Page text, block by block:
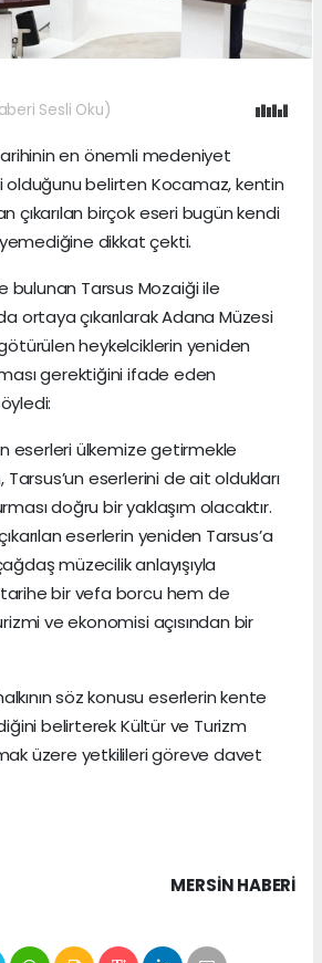
Sesli Oku)
en önemli medeniyet
olduğunu belirten Kocamaz, kentin
çıkarılan birçok eseri bugün kendi
dikkat çekti.
bulunan Tarsus Mozaiği ile
ortaya çıkarılarak Adana Müzesi
heykelciklerin yeniden
gerektiğini ifade eden
eserleri ülkemize getirmekle
Tarsus’un eserlerini de ait oldukları
doğru bir yaklaşım olacaktır.
eserlerin yeniden Tarsus’a
müzecilik anlayışıyla
bir vefa borcu hem de
ve ekonomisi açısından bir
söz konusu eserlerin kente
belirterek Kültür ve Turizm
üzere yetkilileri göreve davet
MERSIN HABERİ